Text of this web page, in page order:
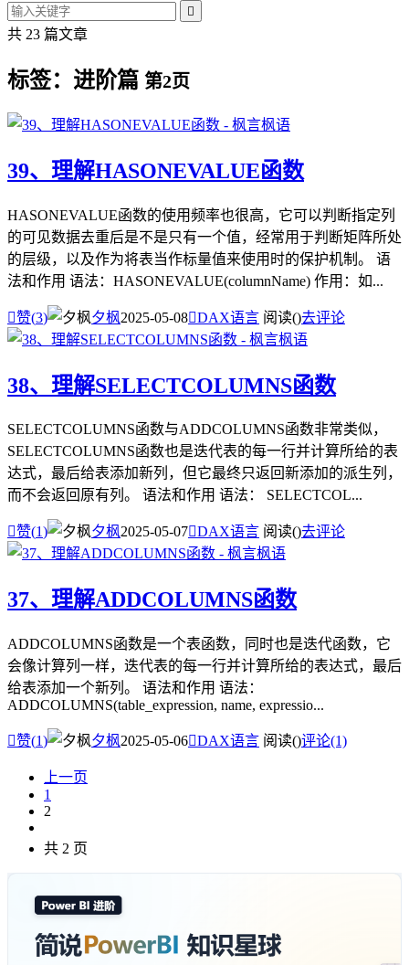

共 23 篇文章
标签：进阶篇 第2页
39、理解HASONEVALUE函数
HASONEVALUE函数的使用频率也很高，它可以判断指定列
的可见数据去重后是不是只有一个值，经常用于判断矩阵所处
的层级，以及作为将表当作标量值来使用时的保护机制。 语
法和作用 语法：HASONEVALUE(columnName) 作用：如...
赞(3) 夕枫2025-05-08DAX语言 阅读()去评论
38、理解SELECTCOLUMNS函数
SELECTCOLUMNS函数与ADDCOLUMNS函数非常类似，
SELECTCOLUMNS函数也是迭代表的每一行并计算所给的表
达式，最后给表添加新列，但它最终只返回新添加的派生列，
而不会返回原有列。 语法和作用 语法： SELECTCOL...
赞(1) 夕枫2025-05-07DAX语言 阅读()去评论
37、理解ADDCOLUMNS函数
ADDCOLUMNS函数是一个表函数，同时也是迭代函数，它
会像计算列一样，迭代表的每一行并计算所给的表达式，最后
给表添加一个新列。 语法和作用 语法：
ADDCOLUMNS(table_expression, name, expressio...
赞(1) 夕枫2025-05-06DAX语言 阅读()评论(1)
上一页
1
2
共 2 页